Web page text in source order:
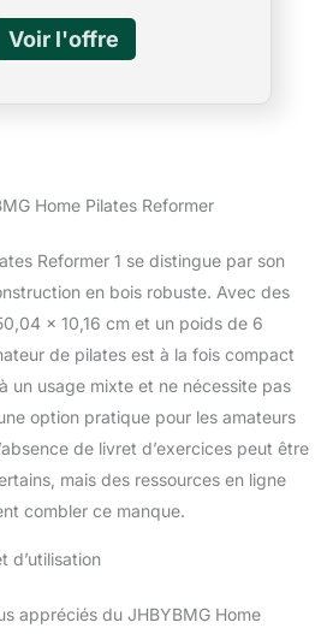
offrant des avantages
de reformage
fraction du coût. 2.
Pilates, est facile à suivre
de Pilates portable. 3.
de résistance** Ce
à domicile offre
de résistance. Il est livré avec
latex : 4,5 kg, 13,6 kg et 22,7
une couleur différente
facile, vous
vos
4. **Planche en bois
inclinée de 60 x 50 cm
d'étirement est
léger et peut
de toute installation de
Home Pilates Reformer
Reformer 1 se distingue par son
en bois robuste. Avec des
x 10,16 cm et un poids de 6
de pilates est à la fois compact
un usage mixte et ne nécessite pas
option pratique pour les amateurs
de livret d’exercices peut être
mais des ressources en ligne
combler ce manque.
d’utilisation
appréciés du JHBYBMG Home